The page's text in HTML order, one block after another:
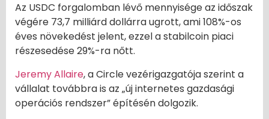
Az USDC forgalomban lévő mennyisége az időszak
végére 73,7 milliárd dollárra ugrott, ami 108%-os
éves növekedést jelent, ezzel a stabilcoin piaci
részesedése 29%-ra nőtt.
Jeremy Allaire, a Circle vezérigazgatója szerint a
vállalat továbbra is az „új internetes gazdasági
operációs rendszer” építésén dolgozik.